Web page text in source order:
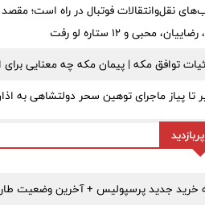
نقل‌وانتقالات فوتبال در راه است؛
محبی و ۱۲ ستاره لو رفت
توافق مکه | پیمان مکه چه معنایی برای
تا پیاز ماجرای توهین سحر دولتشاهی به
خرید جدید پرسپولیس + آخرین وضعیت